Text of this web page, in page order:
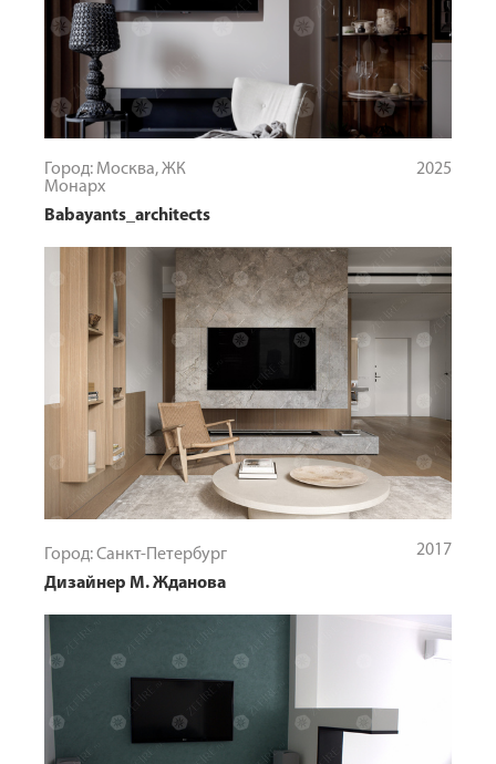
Город: Москва, ЖК
Монарх
2025
Babayants_architects
Город: Санкт-Петербург
2017
Дизайнер М. Жданова